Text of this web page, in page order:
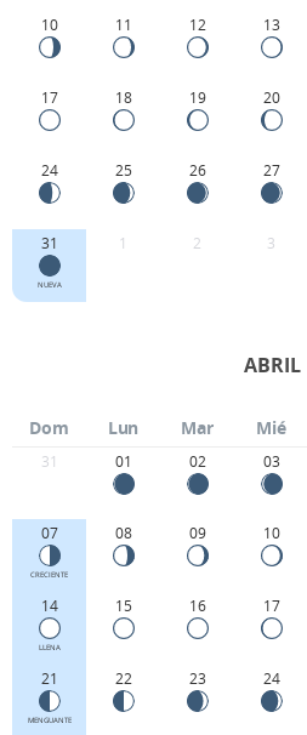
10 11 12 13
17 18 19 20
24 25 26 27
31
NUEVA
1 2 3
ABRIL
Dom Lun Mar Mié
31 01 02 03
07
CRECIENTE
08 09 10
14
LLENA
15 16 17
21
MENGUANTE
22 23 24